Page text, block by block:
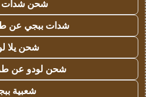
شحن شدات
شدات ببجي عن
شحن يلا
شحن لودو عن
شعبية